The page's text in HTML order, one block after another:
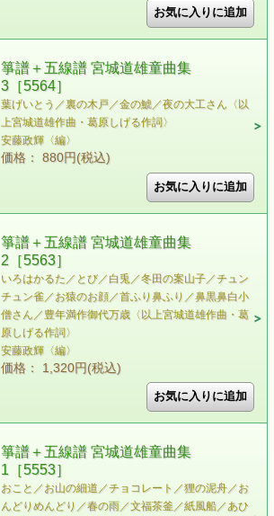
箏譜＋五線譜 宮城道雄童曲集
3［5564］
葉げいとう／裏の木戸／金の鯱／夜の大工さん〈以
上宮城道雄作曲・葛原しげる作詞〉
安藤政輝〈編〉
価格： 880円(税込)
箏譜＋五線譜 宮城道雄童曲集
2［5563］
いろはかるた／とび／白兎／冬田の案山子／チュン
チュン雀／お猿のお顔／首ふり鼻ふり／鼻黒鼻白小
僧さん／豊年満作御代万歳〈以上宮城道雄作曲・葛
原しげる作詞〉
安藤政輝〈編〉
価格： 1,320円(税込)
箏譜＋五線譜 宮城道雄童曲集
1［5553］
おこと／お山の細道／チョコレート／狸の泥舟／お
んどりめんどり／春の雨／文福茶釜／紙風船／あひ